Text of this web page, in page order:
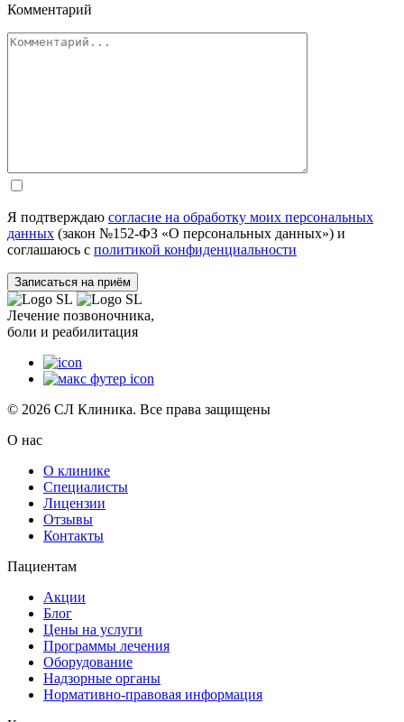
Комментарий
Я подтверждаю согласие на обработку моих персональных
данных (закон №152-ФЗ «О персональных данных») и
соглашаюсь с политикой конфиденциальности
Лечение позвоночника,
боли и реабилитация
© 2026 СЛ Клиника. Все права защищены
О нас
О клинике
Специалисты
Лицензии
Отзывы
Контакты
Пациентам
Акции
Блог
Цены на услуги
Программы лечения
Оборудование
Надзорные органы
Нормативно-правовая информация